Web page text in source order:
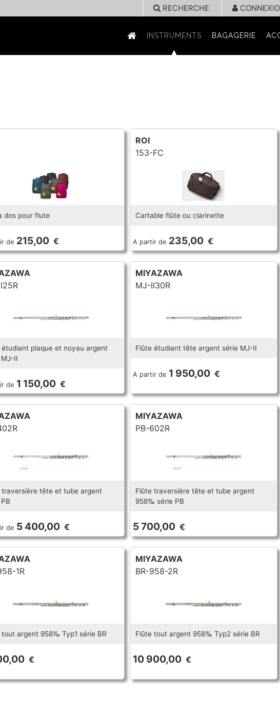
RECHERCHE
INSTRUMENTS BAGAGERIE
dos pour flute
de 215,00 €
ROI
153-FC
Cartable flûte ou clarinette
A partir de 235,00 €
étudiant plaque et noyau argent
II
de 1 150,00 €
MIYAZAWA
MJ-II30R
Flûte étudiant tête argent série MJ-II
A partir de 1 950,00 €
traversière tête et tube argent
de 5 400,00 €
MIYAZAWA
PB-602R
Flûte traversière tête et tube argent
958‰ série PB
5 700,00 €
1R
tout argent 958‰ Typ1 série BR
€
MIYAZAWA
BR-958-2R
Flûte tout argent 958‰ Typ2 série BR
10 900,00 €